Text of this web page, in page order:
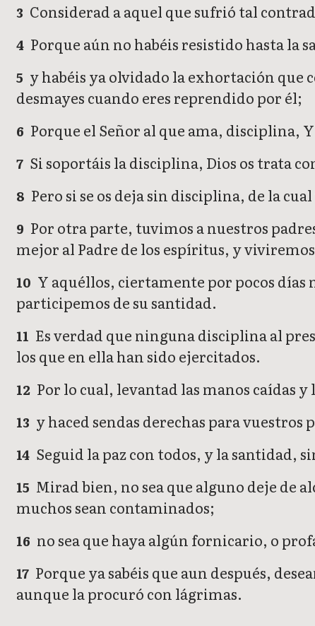
3 Considerad a aquel que sufrió tal
4 Porque aún no habéis resistido hasta la
5 y habéis ya olvidado la exhortación que
desmayes cuando eres reprendido por él;
6 Porque el Señor al que ama, disciplina,
7 Si soportáis la disciplina, Dios os trata
8 Pero si se os deja sin disciplina, de la
9 Por otra parte, tuvimos a nuestros
mejor al Padre de los espíritus, y
10 Y aquéllos, ciertamente por pocos días
participemos de su santidad.
11 Es verdad que ninguna disciplina al
los que en ella han sido ejercitados.
12 Por lo cual, levantad las manos caídas
13 y haced sendas derechas para vuestros
14 Seguid la paz con todos, y la santidad,
15 Mirad bien, no sea que alguno deje de
muchos sean contaminados;
16 no sea que haya algún fornicario, o
17 Porque ya sabéis que aun después,
aunque la procuró con lágrimas.